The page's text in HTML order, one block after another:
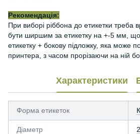
Рекомендація:
При виборі ріббона до етикетки треба
бути ширшим за етикетку на +-5 мм,
етикетку + бокову підложку, яка може
принтера, з часом прорізаючи на ній
Характеристики
Форма етикеток
Діаметр